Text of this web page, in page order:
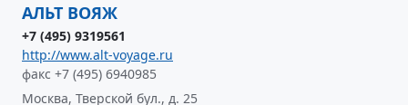
АЛЬТ ВОЯЖ
+7 (495) 9319561
http://www.alt-voyage.ru
факс +7 (495) 6940985
Москва, Тверской бул., д. 25